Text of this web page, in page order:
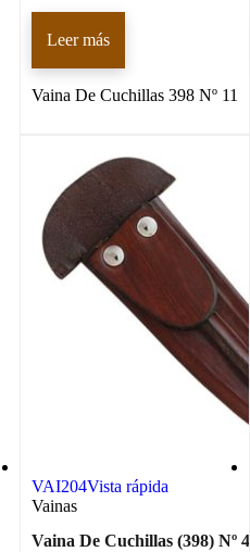
Leer más
Vaina De Cuchillas 398 Nº 11
VAI204Vista rápida
Vainas
Vaina De Cuchillas (398) Nº 4